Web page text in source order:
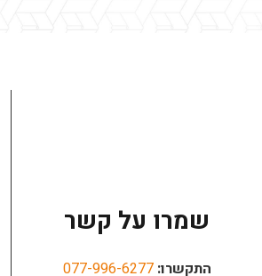
שמרו על קשר
התקשרו: 077-996-6277